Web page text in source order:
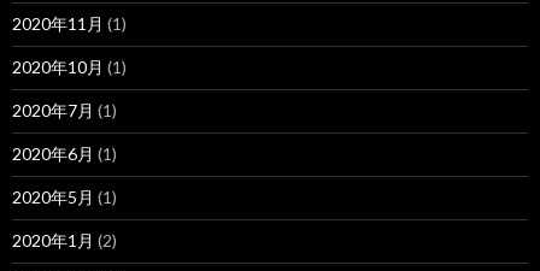
2020年11月 (1)
2020年10月 (1)
2020年7月 (1)
2020年6月 (1)
2020年5月 (1)
2020年1月 (2)